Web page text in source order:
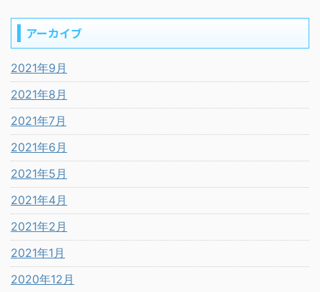
アーカイブ
2021年9月
2021年8月
2021年7月
2021年6月
2021年5月
2021年4月
2021年2月
2021年1月
2020年12月